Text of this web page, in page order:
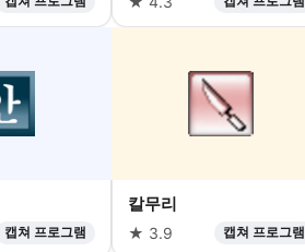
캡쳐 프로그램
칼무리
★ 3.9 캡쳐 프로그램